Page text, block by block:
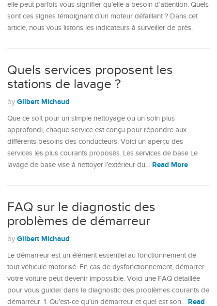
elle peut parfois vous signifier qu’elle a besoin d’attention. Quels
sont ces signes témoignant d’un moteur défaillant ? Dans cet
article, nous vous listons les indicateurs à surveiller de près.
Quels services proposent les
stations de lavage ?
by Gilbert Michaud
Que ce soit pour un simple nettoyage ou un soin plus
approfondi, chaque service est conçu pour répondre aux
différents besoins des conducteurs. Voici un aperçu des
services les plus courants proposés. Les services de base Le
lavage de base vise à nettoyer l’extérieur du… Read More
FAQ sur le diagnostic des
problèmes de démarreur
by Gilbert Michaud
Le démarreur est un élément essentiel au fonctionnement de
tout véhicule motorisé. En cas de dysfonctionnement, démarrer
votre voiture peut devenir impossible. Voici une FAQ détaillée
pour vous guider dans le diagnostic des problèmes courants de
démarreur. 1. Qu’est-ce qu’un démarreur et quel est son… Read